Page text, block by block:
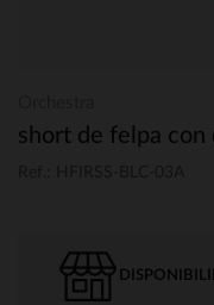
short de felpa con